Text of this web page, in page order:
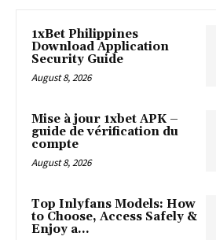
1xBet Philippines
Download Application
Security Guide
August 8, 2026
Mise à jour 1xbet APK –
guide de vérification du
compte
August 8, 2026
Top Inlyfans Models: How
to Choose, Access Safely &
Enjoy a...